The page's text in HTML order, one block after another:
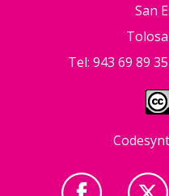
San
Tel: 943 69 89